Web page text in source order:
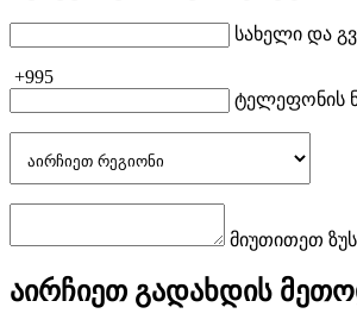
სახელი და
+995
ტელეფონის
მიუთითეთ
აირჩიეთ გადახდის